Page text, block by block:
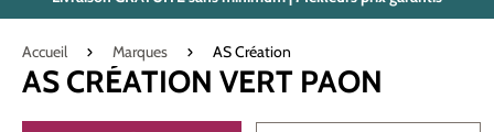
Accueil Marques AS Création
AS CRÉATION VERT PAON